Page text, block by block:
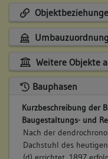
Umbauzuordnung
Weitere Objekte
Bauphasen
Kurzbeschreibung der
Baugestaltungs- und
Nach der
Dachstuhl des